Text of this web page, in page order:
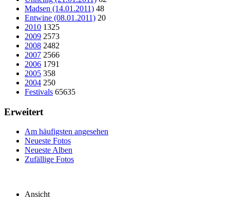
Madsen (14.01.2011) 48
Entwine (08.01.2011) 20
2010 1325
2009 2573
2008 2482
2007 2566
2006 1791
2005 358
2004 250
Festivals 65635
Erweitert
Am häufigsten angesehen
Neueste Fotos
Neueste Alben
Zufällige Fotos
Ansicht